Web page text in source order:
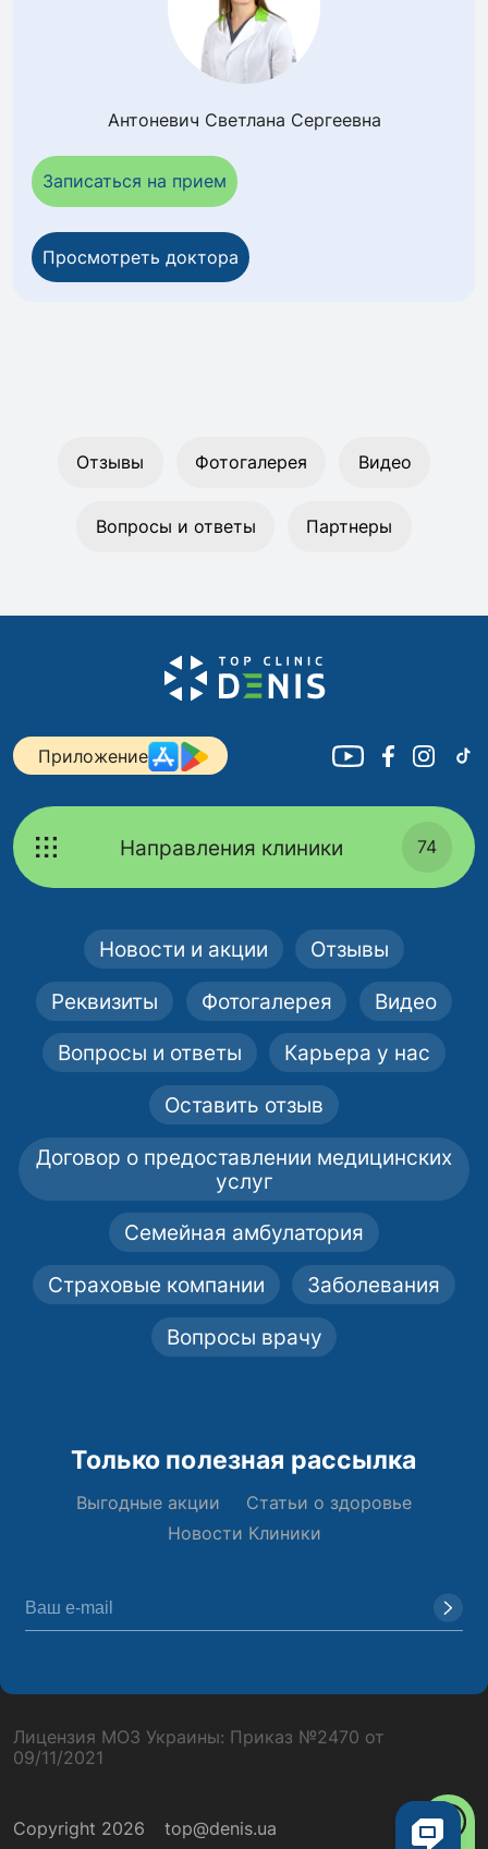
Антоневич Светлана Сергеевна
Записаться на прием
Просмотреть доктора
Отзывы Фотогалерея Видео
Вопросы и ответы Партнеры
Приложение
Направления клиники 74
Новости и акции Отзывы
Реквизиты Фотогалерея Видео
Вопросы и ответы Карьера у нас
Оставить отзыв
Договор о предоставлении медицинских
услуг
Семейная амбулатория
Страховые компании Заболевания
Вопросы врачу
Только полезная рассылка
Выгодные акции
Статьи о здоровье
Новости Клиники
Copyright 2026 top@denis.ua
Лицензия МОЗ Украины: Приказ №2470 от
09/11/2021